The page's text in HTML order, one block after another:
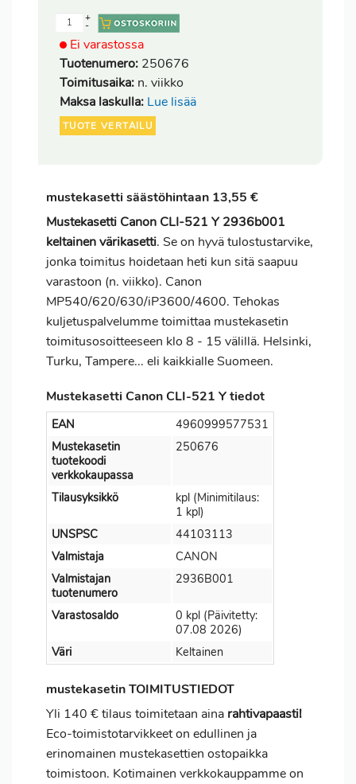
-
+
Ei varastossa
Tuotenumero: 250676
Toimitusaika: n. viikko
Maksa laskulla: Lue lisää
TUOTE VERTAILU
mustekasetti säästöhintaan 13,55 €
Mustekasetti Canon CLI-521 Y 2936b001
keltainen värikasetti. Se on hyvä tulostustarvike,
jonkatoimitus hoidetaan heti kun sitä saapuu
varastoon (n. viikko). Canon
MP540/620/630/iP3600/4600. Tehokas
kuljetuspalvelumme toimittaa mustekasetin
toimitusosoitteeseen klo 8 - 15 välillä. Helsinki,
Turku, Tampere... eli kaikkialle Suomeen.
Mustekasetti Canon CLI-521 Y tiedot
EAN
4960999577531
Mustekasetin
tuotekoodi
verkkokaupassa
250676
Tilausyksikkö
kpl (Minimitilaus:
1 kpl)
UNSPSC
44103113
Valmistaja
CANON
Valmistajan
tuotenumero
2936B001
Varastosaldo
0 kpl (Päivitetty:
07.08 2026)
Väri
Keltainen
mustekasetin TOIMITUSTIEDOT
Yli 140 € tilaus toimitetaan aina rahtivapaasti!
Eco-toimistotarvikkeet on edullinen ja
erinomainen mustekasettien ostopaikka
toimistoon. Kotimainen verkkokauppamme on